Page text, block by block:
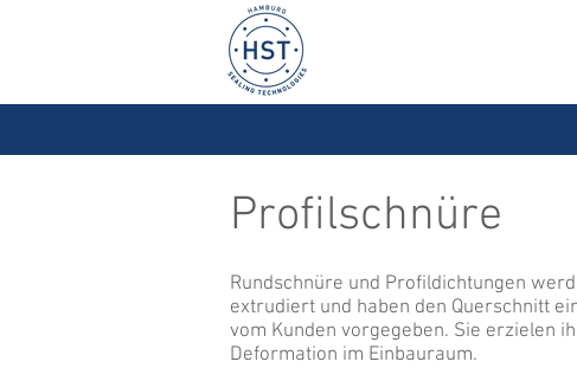
Profilschnüre
Rundschnüre und Profildichtungen
extrudiert und haben den Querschnitt
vom Kunden vorgegeben. Sie erzielen
Deformation im Einbauraum.